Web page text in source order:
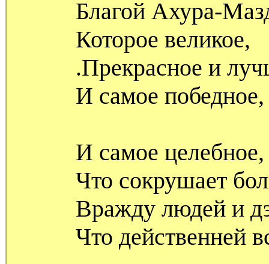
Благой Ахура-
Которое великое,
.Прекрасное и
И самое победное,
И самое целебное,
Что сокрушает
Вражду людей и
Что действенней